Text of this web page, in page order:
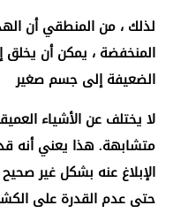
لذلك ، من المنطقي أن
المنخفضة ، يمكن أن يخلق
الضعيفة إلى جسم صغير
لا يختلف عن الأشياء
الإبلاغ عنه بشكل غير
حتى عدم القدرة على